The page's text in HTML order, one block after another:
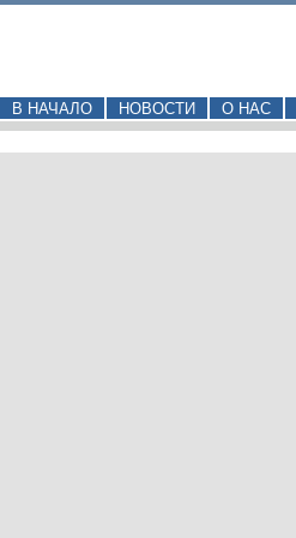
В НАЧАЛО НОВОСТИ О НАС